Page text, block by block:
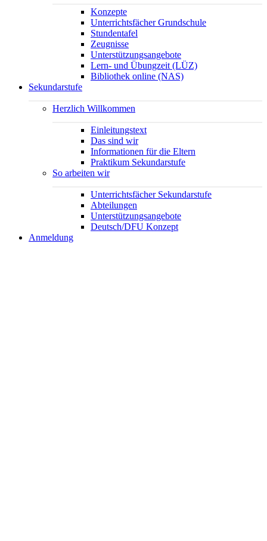
Konzepte
Unterrichtsfächer Grundschule
Stundentafel
Zeugnisse
Unterstützungsangebote
Lern- und Übungzeit (LÜZ)
Bibliothek online (NAS)
Sekundarstufe
Herzlich Willkommen
Einleitungstext
Das sind wir
Informationen für die Eltern
Praktikum Sekundarstufe
So arbeiten wir
Unterrichtsfächer Sekundarstufe
Abteilungen
Unterstützungsangebote
Deutsch/DFU Konzept
Anmeldung